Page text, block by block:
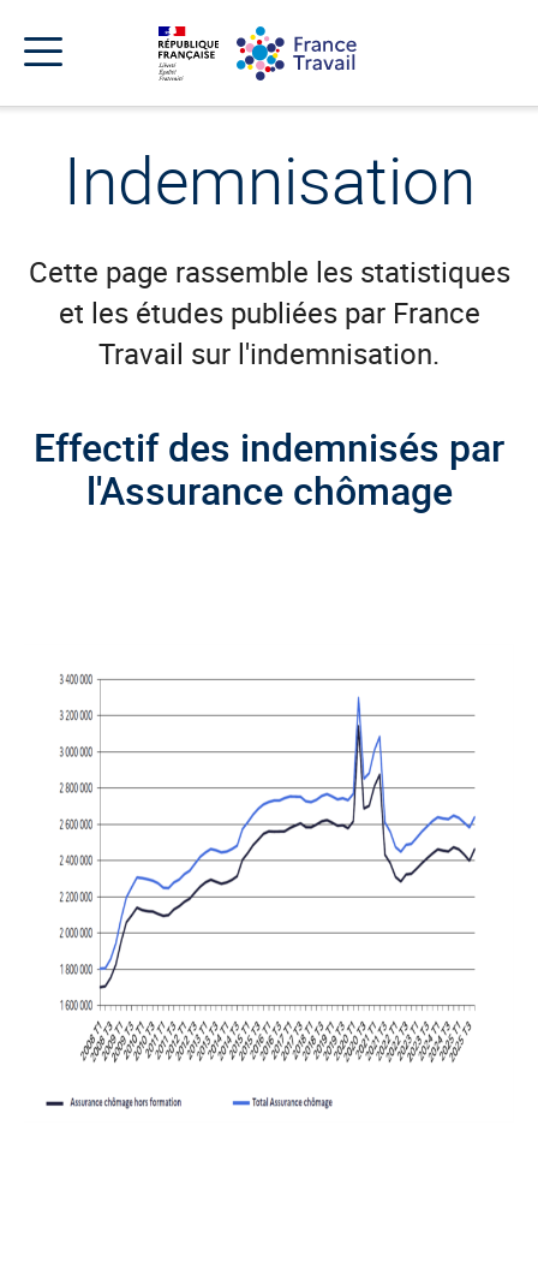
menu
contenu
pied
navigation
Menu
Indemnisation
Cette page rassemble les statistiques
et les études publiées par France
Travail sur l'indemnisation.
Effectif des indemnisés par
l'Assurance chômage